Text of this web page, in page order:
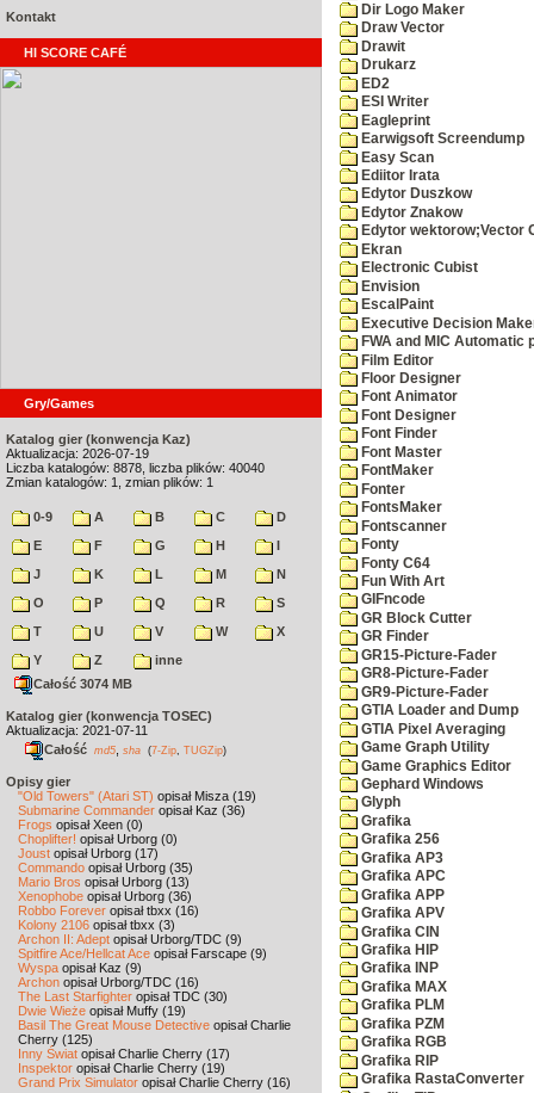
Kontakt
HI SCORE CAFÉ
Gry/Games
Katalog gier (konwencja Kaz)
Aktualizacja: 2026-07-19
Liczba katalogów: 8878, liczba plików: 40040
Zmian katalogów: 1, zmian plików: 1
0-9 A B C
D
E
F G H
I
J
K L M
N
O
P Q R
S
T
U V W
X
Y
Z
inne
Całość 3074 MB
Katalog gier (konwencja TOSEC)
Aktualizacja: 2021-07-11
Całość md5 sha (7-Zip TUGZip)
Opisy gier
"Old Towers" (Atari ST) opisał Misza (19)
Submarine Commander opisał Kaz (36)
Frogs opisał Xeen (0)
Choplifter! opisał Urborg (0)
Joust opisał Urborg (17)
Commando opisał Urborg (35)
Mario Bros opisał Urborg (13)
Xenophobe opisał Urborg (36)
Robbo Forever opisał tbxx (16)
Kolony 2106 opisał tbxx (3)
Archon II: Adept opisał Urborg/TDC (9)
Spitfire Ace/Hellcat Ace opisał Farscape (9)
Wyspa opisał Kaz (9)
Archon opisał Urborg/TDC (16)
The Last Starfighter opisał TDC (30)
Dwie Wieże opisał Muffy (19)
Basil The Great Mouse Detective opisał Charlie
Cherry (125)
Inny Świat opisał Charlie Cherry (17)
Inspektor opisał Charlie Cherry (19)
Grand Prix Simulator opisał Charlie Cherry (16)
Dir Logo Maker
Draw Vector
Drawit
Drukarz
ED2
ESI Writer
Eagleprint
Earwigsoft Screendump
Easy Scan
Ediitor Irata
Edytor Duszkow
Edytor Znakow
Edytor wektorow;Vector
Ekran
Electronic Cubist
Envision
EscalPaint
Executive Decision
FWA and MIC
Film Editor
Floor Designer
Font Animator
Font Designer
Font Finder
Font Master
FontMaker
Fonter
FontsMaker
Fontscanner
Fonty
Fonty C64
Fun With Art
GIFncode
GR Block Cutter
GR Finder
GR15-Picture-Fader
GR8-Picture-Fader
GR9-Picture-Fader
GTIA Loader and Dump
GTIA Pixel Averaging
Game Graph Utility
Game Graphics Editor
Gephard Windows
Glyph
Grafika
Grafika 256
Grafika AP3
Grafika APC
Grafika APP
Grafika APV
Grafika CIN
Grafika HIP
Grafika INP
Grafika MAX
Grafika PLM
Grafika PZM
Grafika RGB
Grafika RIP
Grafika RastaConverter